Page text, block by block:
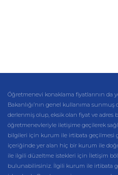
Öğretmenevi konaklama fiyatlarının da
Bakanlığı’nın genel kullanıma
derlenmiş olup, eksik olan fiyat ve adres
öğretmenevleriyle iletişime geçilerek
bilgileri için kurum ile irtibata geçilmesi
içeriğinde yer alan hiç bir kurum ile
ile ilgili düzeltme istekleri için İletişim
bulunabilirsiniz. İlgili kurum ile irtibata